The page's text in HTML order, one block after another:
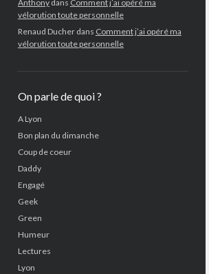
Anthonydans Comment j’ai opéré ma
vélorution toute personnelle
Renaud Ducherdans Comment j’ai opéré ma
vélorution toute personnelle
On parle de quoi ?
A Lyon
Bon plan du dimanche
Coup de coeur
Daddy
Engagé
Geek
Green
Humeur
Lectures
Lyon